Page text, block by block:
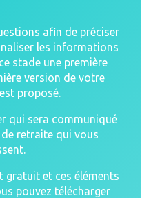
afin de préciser
les informations
stade une première
version de votre
proposé.
qui sera communiqué
retraite qui vous
gratuit et ces éléments
pouvez télécharger